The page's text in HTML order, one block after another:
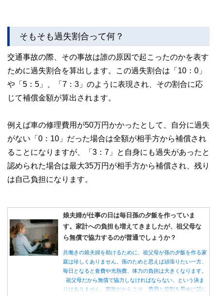
そもそも過失割合って何？
交通事故の際、その事故は誰の原因で起こったのかを表す
ために過失割合を算出します。この過失割合は「10：0」
や「5：5」、「7：3」のように表現され、その割合に応
じて補償金額が算出されます。
例えば車の修理費用が50万円かかったとして、自分に過失
がない「0：10」だった場合は全額が相手方から補償され
ることになりますが、「3：7」と自身にも過失があったと
認められた場合は最大35万円が相手方から補償され、残り
は自己負担になります。
娘夫婦が仕事の日は毎日孫の夕飯を作っていま
す。家計への負担も増えてきましたが、祖父母な
ら無償で協力するのが普通でしょうか？
共働きの娘夫婦を助けるために、祖父母が孫の夕飯を作る家
庭は珍しくありません。孫のためと思えば頑張りたい一方、
毎日となると食費や光熱費、体力の負担は大きくなります。
祖父母だから無償で協力しなければならない、という決ま
りはありません。家族だからこそ、費用と役割を早めに話し